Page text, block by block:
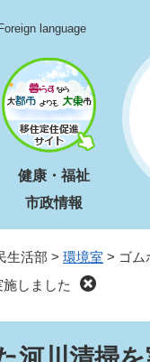
language
健康・福祉
市政情報
生活部 > 環境室 > ゴム
しました